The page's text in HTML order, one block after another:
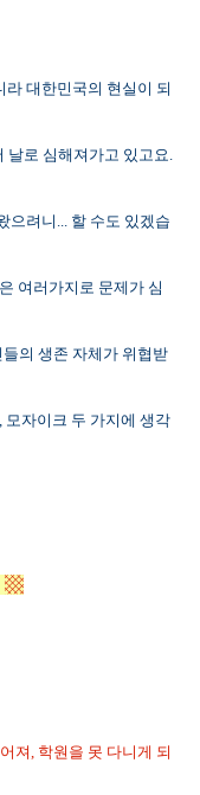
대한민국의 현실이 되
날로 심해져가고 있고요.
으려니... 할 수도 있겠습
여러가지로 문제가 심
의 생존 자체가 위협받
모자이크 두 가지에 생각
▩
져, 학원을 못 다니게 되